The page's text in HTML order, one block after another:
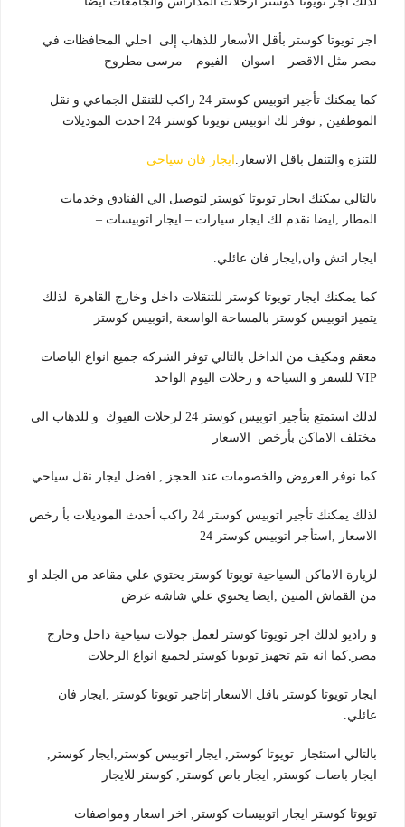
اجر تويوتا كوستر بأقل الأسعار للذهاب إلى احلي المحافظات في
مصر مثل الاقصر – اسوان – الفيوم – مرسى مطروح
كما يمكنك تأجير اتوبيس كوستر 24 راكب للتنقل الجماعي و نقل
الموظفين , نوفر لك اتوبيس تويوتا كوستر 24 احدث الموديلات
للتنزه والتنقل باقل الاسعار. ايجار فان سياحى
بالتالي يمكنك ايجار تويوتا كوستر لتوصيل الي الفنادق وخدمات
المطار ,ايضا نقدم لك ايجار سيارات – ايجار اتوبيسات –
ايجار اتش وان,ايجار فان عائلي.
كما يمكنك ايجار تويوتا كوستر للتنقلات داخل وخارج القاهرة لذلك
يتميز اتوبيس كوستر بالمساحة الواسعة ,اتوبيس كوستر
معقم ومكيف من الداخل بالتالي توفر الشركه جميع انواع الباصات
VIP للسفر و السياحه و رحلات اليوم الواحد
لذلك استمتع بتأجير اتوبيس كوستر 24 لرحلات الفيوك و للذهاب الي
مختلف الاماكن بأرخص الاسعار
كما نوفر العروض والخصومات عند الحجز , افضل ايجار نقل سياحي
لذلك يمكنك تأجير اتوبيس كوستر 24 راكب أحدث الموديلات بأ رخص
الاسعار ,استأجر اتوبيس كوستر 24
لزيارة الاماكن السياحية تويوتا كوستر يحتوي علي مقاعد من الجلد او
من القماش المتين ,ايضا يحتوي علي شاشة عرض
و راديو لذلك اجر تويوتا كوستر لعمل جولات سياحية داخل وخارج
مصر,كما انه يتم تجهيز تويويا كوستر لجميع انواع الرحلات
ايجار تويوتا كوستر باقل الاسعار |تاجير تويوتا كوستر ,ايجار فان
عائلي.
بالتالي استئجار تويوتا كوستر, ايجار اتوبيس كوستر,ايجار كوستر,
ايجار باصات كوستر, ايجار باص كوستر, كوستر للايجار
تويوتا كوستر ايجار اتوبيسات كوستر, اخر اسعار ومواصفات